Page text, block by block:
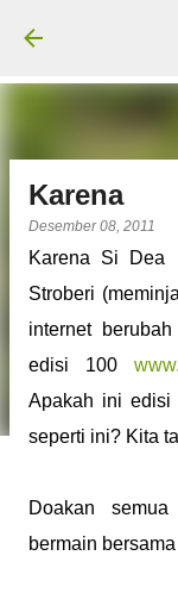
Karena
Desember 08, 2011
Karena Si Dea
Stroberi
internet
edisi 100
Apakah ini edisi
seperti ini? Kita
Doakan
bermain